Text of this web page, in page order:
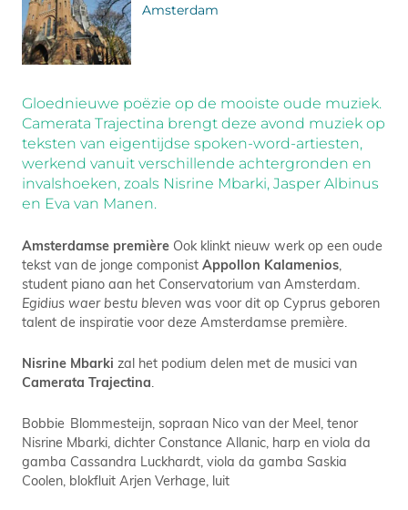
Amsterdam
Gloednieuwe poëzie op de mooiste oude muziek.
Camerata Trajectina brengt deze avond muziek op
teksten van eigentijdse spoken-word-artiesten,
werkend vanuit verschillende achtergronden en
invalshoeken, zoals Nisrine Mbarki, Jasper Albinus
en Eva van Manen.
Amsterdamse première Ook klinkt nieuw werk op een oude
tekst van de jonge componist Appollon Kalamenios
student piano aan het Conservatorium van Amsterdam.
Egidius waer bestu bleven was voor dit op Cyprus geboren
talent de inspiratie voor deze Amsterdamse première.
Nisrine Mbarki zal het podium delen met de musici van
Camerata Trajectina
Bobbie Blommesteijn, sopraan Nico van der Meel, tenor
Nisrine Mbarki, dichter Constance Allanic, harp en viola da
gamba Cassandra Luckhardt, viola da gamba Saskia
Coolen, blokfluit Arjen Verhage, luit